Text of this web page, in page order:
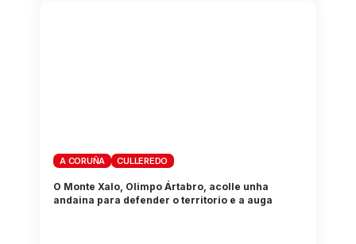
A CORUÑA CULLEREDO
O Monte Xalo, Olimpo Ártabro, acolle unha
andaina para defender o territorio e a auga